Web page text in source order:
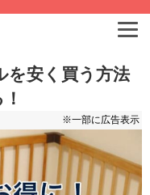
を安く買う方法
※一部に広告表示